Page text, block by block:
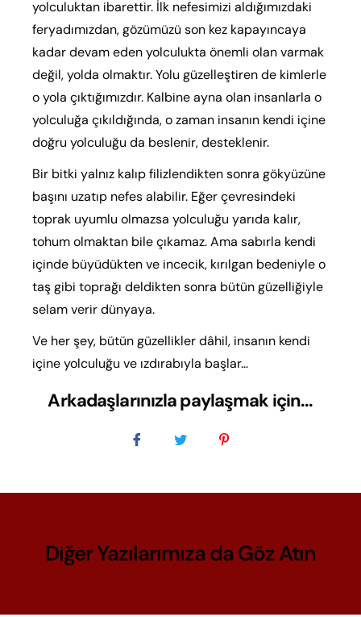
yolculuktan ibarettir. İlk nefesimizi aldığımızdaki
feryadımızdan, gözümüzü son kez kapayıncaya
kadar devam eden yolculukta önemli olan varmak
değil, yolda olmaktır. Yolu güzelleştiren de kimlerle
o yola çıktığımızdır. Kalbine ayna olan insanlarla o
yolculuğa çıkıldığında, o zaman insanın kendi içine
doğru yolculuğu da beslenir, desteklenir.
Bir bitki yalnız kalıp filizlendikten sonra gökyüzüne
başını uzatıp nefes alabilir. Eğer çevresindeki
toprak uyumlu olmazsa yolculuğu yarıda kalır,
tohum olmaktan bile çıkamaz. Ama sabırla kendi
içinde büyüdükten ve incecik, kırılgan bedeniyle o
taş gibi toprağı deldikten sonra bütün güzelliğiyle
selam verir dünyaya.
Ve her şey, bütün güzellikler dâhil, insanın kendi
içine yolculuğu ve ızdırabıyla başlar…
Arkadaşlarınızla paylaşmak için...
Diğer Yazılarımıza da Göz Atın